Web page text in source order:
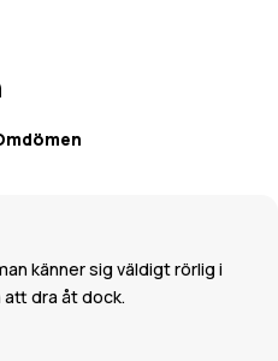
känner sig väldigt rörlig i
att dra åt dock.